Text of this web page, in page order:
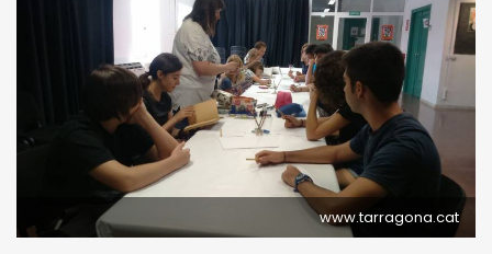
www.tarragona.cat